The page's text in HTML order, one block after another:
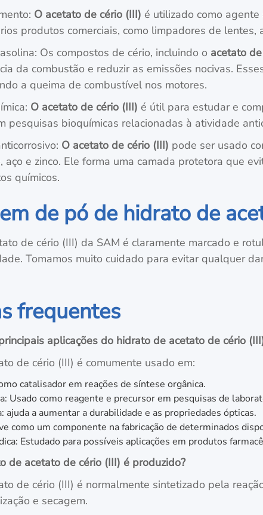
O acetato de cério (III) é utilizado como
produtos comerciais, como limpadores de
Os compostos de cério, incluindo o acetato
da combustão e reduzir as emissões nocivas.
a queima de combustível nos motores.
O acetato de cério (III) é útil para estudar e
pesquisas bioquímicas relacionadas à atividade
O acetato de cério (III) pode ser usado
aço e zinco. Ele forma uma camada protetora que
químicos.
de pó de hidrato de
de cério (III) da SAM é claramente marcado e
Tomamos muito cuidado para evitar qualquer
frequentes
aplicações do hidrato de acetato de cério
de cério (III) é comumente usado em:
catalisador em reações de síntese orgânica.
Usado como reagente e precursor em pesquisas de
ajuda a aumentar a durabilidade e as propriedades ópticas.
como um componente na fabricação de determinados
Estudado para possíveis aplicações em produtos
de acetato de cério (III) é produzido?
de cério (III) é normalmente sintetizado pela
e secagem.